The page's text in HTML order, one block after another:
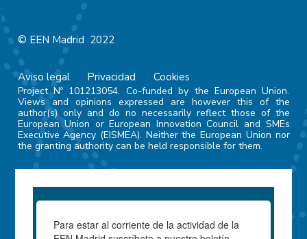
© EEN Madrid 2022
Aviso legal Privacidad Cookies
Project Nº 101213054. Co-funded by the European Union.
Views and opinions expressed are however this of the
author(s) only and do no necessarily reflect those of the
European Union or European Innovation Council and SMEs
Executive Agency (EISMEA). Neither the European Union nor
the granting authority can be held responsible for them.